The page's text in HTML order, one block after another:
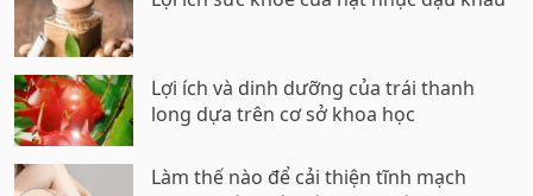
Lợi ích và dinh dưỡng của trái thanh
long dựa trên cơ sở khoa học
Làm thế nào để cải thiện tĩnh mạch